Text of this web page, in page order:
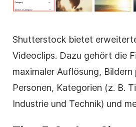
Shutterstock bietet
Videoclips. Dazu gehört die
maximaler Auflösung, Bildern
Personen, Kategorien (z. B.
Industrie und Technik) und